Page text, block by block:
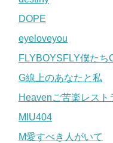
DOPE
eyeloveyou
FLYBOYSFLY僕たち
G線上のあなたと私
Heavenご苦楽レスト
MIU404
M愛すべき人がいて